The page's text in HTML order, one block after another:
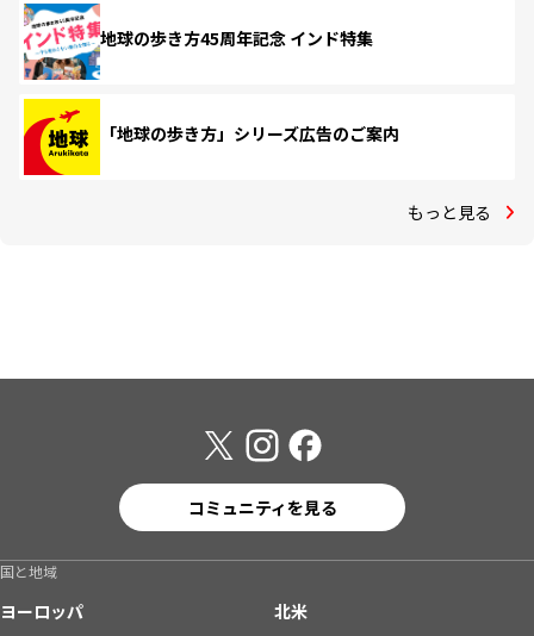
地球の歩き方45周年記念 インド特集
「地球の歩き方」シリーズ広告のご案内
もっと見る
コミュニティを見る
国と地域
ヨーロッパ
北米